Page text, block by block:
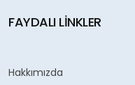
FAYDALI LINKLER
Hakkımızda